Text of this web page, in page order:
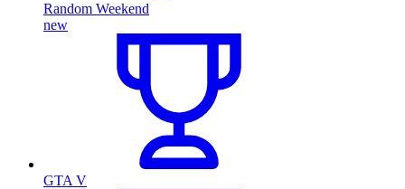
Random Weekend
new
GTA V